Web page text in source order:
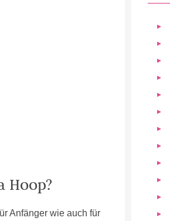
Hoop?
Anfänger wie auch für